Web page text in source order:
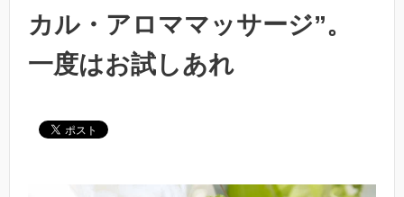
カル・アロママッサージ”。
一度はお試しあれ